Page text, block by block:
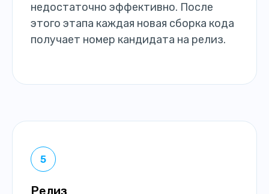
недостаточно эффективно. После
этого этапа каждая новая сборка кода
получает номер кандидата на релиз.
Релиз